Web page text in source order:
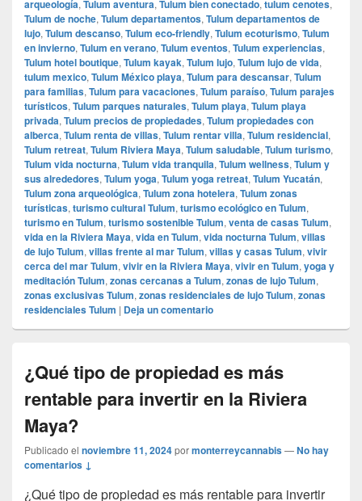
arqueología, Tulum aventura, Tulum bien conectado, tulum cenotes,
Tulum de noche, Tulum departamentos, Tulum departamentos de
lujo, Tulum descanso, Tulum eco-friendly, Tulum ecoturismo, Tulum
en invierno, Tulum en verano, Tulum eventos, Tulum experiencias,
Tulum hotel boutique, Tulum kayak, Tulum lujo, Tulum lujo de vida,
tulum mexico, Tulum México playa, Tulum para descansar, Tulum
para familias, Tulum para vacaciones, Tulum paraíso, Tulum parajes
turísticos, Tulum parques naturales, Tulum playa, Tulum playa
privada, Tulum precios de propiedades, Tulum propiedades con
alberca, Tulum renta de villas, Tulum rentar villa, Tulum residencial,
Tulum retreat, Tulum Riviera Maya, Tulum saludable, Tulum turismo,
Tulum vida nocturna, Tulum vida tranquila, Tulum wellness, Tulum y
sus alrededores, Tulum yoga, Tulum yoga retreat, Tulum Yucatán,
Tulum zona arqueológica, Tulum zona hotelera, Tulum zonas
turísticas, turismo cultural Tulum, turismo ecológico en Tulum,
turismo en Tulum, turismo sostenible Tulum, venta de casas Tulum,
vida en la Riviera Maya, vida en Tulum, vida nocturna Tulum, villas
de lujo Tulum, villas frente al mar Tulum, villas y casas Tulum, vivir
cerca del mar Tulum, vivir en la Riviera Maya, vivir en Tulum, yoga y
meditación Tulum, zonas cercanas a Tulum, zonas de lujo Tulum,
zonas exclusivas Tulum, zonas residenciales de lujo Tulum, zonas
residenciales Tulum | Deja un comentario
¿Qué tipo de propiedad es más
rentable para invertir en la Riviera
Maya?
Publicado el noviembre 11, 2024pormonterreycannabis—No hay
comentarios ↓
¿Qué tipo de propiedad es más rentable para invertir